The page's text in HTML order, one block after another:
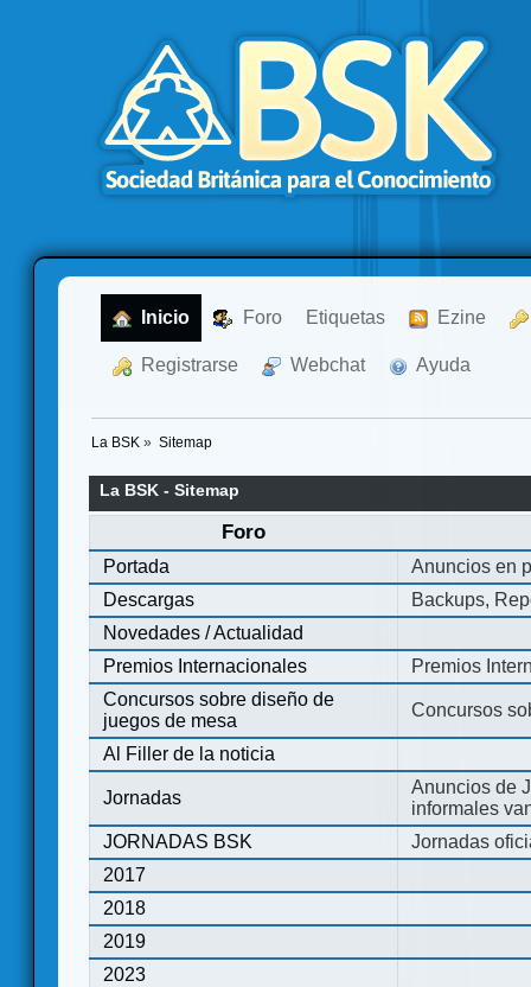
Inicio Foro Etiquetas Ezine
Registrarse Webchat Ayuda
La BSK » Sitemap
La BSK - Sitemap
Foro
Portada
Anuncios en
Descargas
Backups,
Novedades / Actualidad
Premios Internacionales
Premios
Concursos sobre diseño de
juegos de mesa
Concursos
Al Filler de la noticia
Jornadas
Anuncios de
informales
JORNADAS BSK
Jornadas
2017
2018
2019
2023